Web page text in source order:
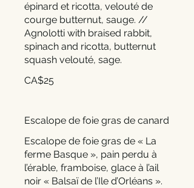
épinard et ricotta, velouté de
courge butternut, sauge. //
Agnolotti with braised rabbit,
spinach and ricotta, butternut
squash velouté, sage.
CA$25
Escalope de foie gras de canard
Escalope de foie gras de « La
ferme Basque », pain perdu à
l’érable, framboise, glace à l’ail
noir « Balsaï de l’Ile d’Orléans ».